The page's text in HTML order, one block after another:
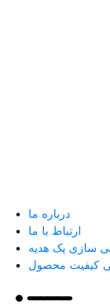
درباره ما
ارتباط با ما
سازی پک هدیه
کیفیت محصول